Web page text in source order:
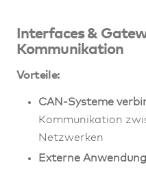
Interfaces &
Kommunikation
Vorteile:
CAN-Systeme
Kommunikation
Netzwerken
Externe